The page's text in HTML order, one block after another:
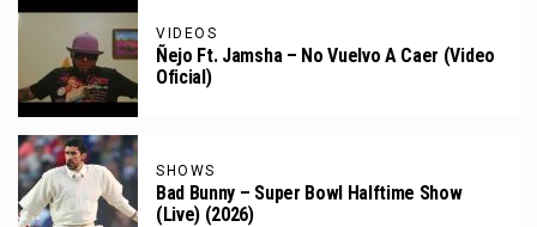
VIDEOS
Ñejo Ft. Jamsha – No Vuelvo A Caer (Video
Oficial)
SHOWS
Bad Bunny – Super Bowl Halftime Show
(Live) (2026)